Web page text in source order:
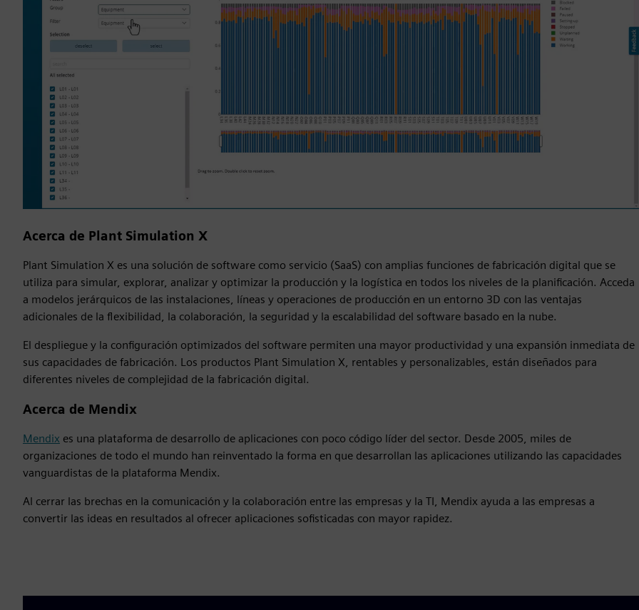
Acerca de Plant Simulation X
Plant Simulation X es una solución de software como servicio (SaaS) con amplias funciones de fabricación digital que se
utiliza para simular, explorar, analizar y optimizar la producción y la logística en todos los niveles de la planificación. Acceda
a modelos jerárquicos de las instalaciones, líneas y operaciones de producción en un entorno 3D con las ventajas
adicionales de la flexibilidad, la colaboración, la seguridad y la escalabilidad del software basado en la nube.
El despliegue y la configuración optimizados del software permiten una mayor productividad y una expansión inmediata de
sus capacidades de fabricación. Los productos Plant Simulation X, rentables y personalizables, están diseñados para
diferentes niveles de complejidad de la fabricación digital.
Acerca de Mendix
Mendix es una plataforma de desarrollo de aplicaciones con poco código líder del sector. Desde 2005, miles de
organizaciones de todo el mundo han reinventado la forma en que desarrollan las aplicaciones utilizando las capacidades
vanguardistas de la plataforma Mendix.
Al cerrar las brechas en la comunicación y la colaboración entre las empresas y la TI, Mendix ayuda a las empresas a
convertir las ideas en resultados al ofrecer aplicaciones sofisticadas con mayor rapidez.